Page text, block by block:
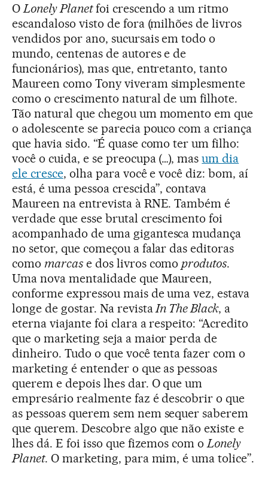
O Lonely Planetfoi crescendo a um ritmo
escandaloso visto de fora (milhões de livros
vendidos por ano, sucursais em todo o
mundo, centenas de autores e de
funcionários), mas que, entretanto, tanto
Maureen como Tony viveram simplesmente
como o crescimento natural de um filhote.
Tão natural que chegou um momento em que
o adolescente se parecia pouco com a criança
que havia sido. “É quase como ter um filho:
você o cuida, e se preocupa (…), masum dia
ele cresce, olha para você e você diz: bom, aí
está, é uma pessoa crescida”, contava
Maureen na entrevista à RNE. Também é
verdade que esse brutal crescimento foi
acompanhado de uma gigantesca mudança
no setor, que começou a falar das editoras
como marcase dos livros como produtos.
Uma nova mentalidade que Maureen,
conforme expressou mais de uma vez, estava
longe de gostar. Na revista In The Black, a
eterna viajante foi clara a respeito: “Acredito
que o marketing seja a maior perda de
dinheiro. Tudo o que você tenta fazer com o
marketing é entender o que as pessoas
querem e depois lhes dar. O que um
empresário realmente faz é descobrir o que
as pessoas querem sem nem sequer saberem
que querem. Descobre algo que não existe e
lhes dá. E foi isso que fizemos com o Lonely
Planet. O marketing, para mim, é uma tolice”.